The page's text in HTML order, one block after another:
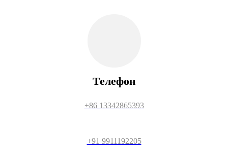
Телефон
+86 13342865393
+91 9911192205